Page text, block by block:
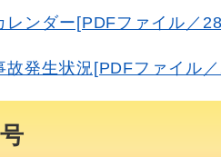
レンダー[PDFファイル／
故発生状況[PDFファイル